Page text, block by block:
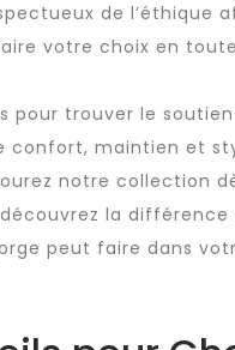
de l’éthique
votre choix en toute
pour trouver le
confort, maintien et
notre collection
la différence
peut faire dans